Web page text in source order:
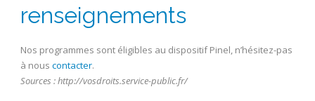
renseignements
Nos programmes sont éligibles au dispositif Pinel, n’hésitez-pas
à nous contacter.
Sources : http://vosdroits.service-public.fr/